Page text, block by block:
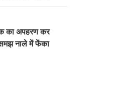
का अपहरण कर
समझ नाले में फेंका